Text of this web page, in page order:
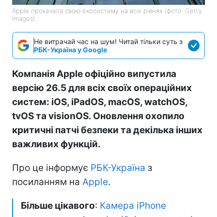
Apple прокачала свою екосистему на всіх рівнях (фото: Getty
Images)
Не витрачай час на шум! Читай тільки суть з
РБК-Україна у Google
Компанія Apple офіційно випустила
версію 26.5 для всіх своїх операційних
систем: iOS, iPadOS, macOS, watchOS,
tvOS та visionOS. Оновлення охопило
критичні патчі безпеки та декілька інших
важливих функцій.
Про це інформує РБК-Україна з
посиланням на Apple.
Більше цікавого: Камера iPhone